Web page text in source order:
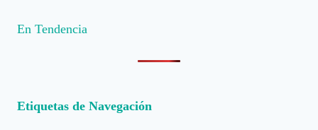
En Tendencia
Etiquetas de Navegación